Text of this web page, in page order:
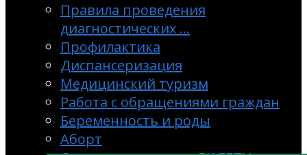
Правила проведения
диагностических …
Профилактика
Диспансеризация
Медицинский туризм
Работа с обращениями граждан
Беременность и роды
Аборт